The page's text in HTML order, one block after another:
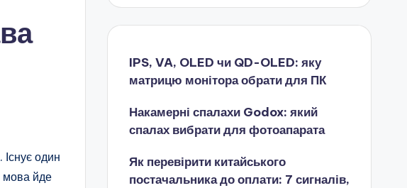
один
мова йде
IPS, VA, OLED чи QD-OLED: яку
матрицю монітора обрати для ПК
Накамерні спалахи Godox: який
спалах вибрати для фотоапарата
Як перевірити китайського
постачальника до оплати: 7 сигналів,